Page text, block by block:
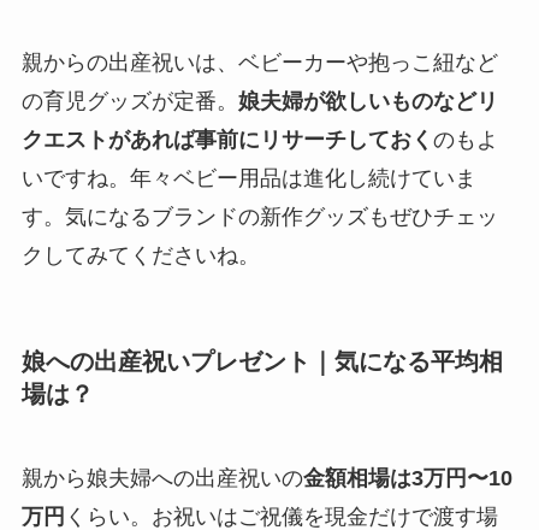
親からの出産祝いは、ベビーカーや抱っこ紐など
の育児グッズが定番。 娘夫婦が欲しいものなどリ
クエストがあれば事前にリサーチしておく のもよ
いですね。年々ベビー用品は進化し続けていま
す。気になるブランドの新作グッズもぜひチェッ
クしてみてくださいね。
娘への出産祝いプレゼント｜気になる平均相
場は？
親から娘夫婦への出産祝いの金額相場は3万円〜10
万円 くらい。お祝いはご祝儀を現金だけで渡す場